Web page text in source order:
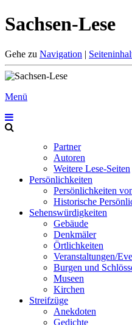
Sachsen-Lese
Gehe zu Navigation |
Menü
Partner
Autoren
Weitere Lese-Seiten
Persönlichkeiten
Persönlichkeiten
Historische
Sehenswürdigkeiten
Gebäude
Denkmäler
Örtlichkeiten
Veranstaltungen/
Burgen und
Museen
Kirchen
Streifzüge
Anekdoten
Gedichte